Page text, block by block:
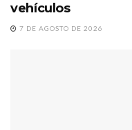
vehículos
7 DE AGOSTO DE 2026